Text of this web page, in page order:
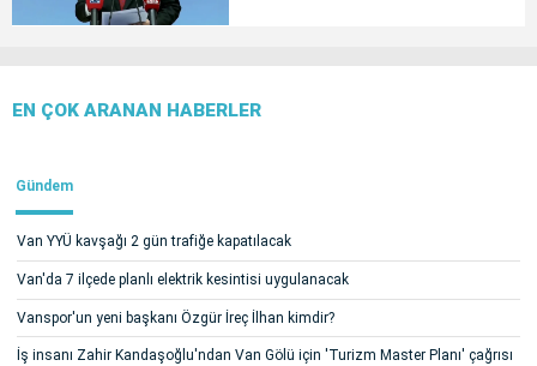
EN ÇOK ARANAN HABERLER
Gündem
Van YYÜ kavşağı 2 gün trafiğe kapatılacak
Van'da 7 ilçede planlı elektrik kesintisi uygulanacak
Vanspor'un yeni başkanı Özgür İreç İlhan kimdir?
İş insanı Zahir Kandaşoğlu'ndan Van Gölü için 'Turizm Master Planı' çağrısı